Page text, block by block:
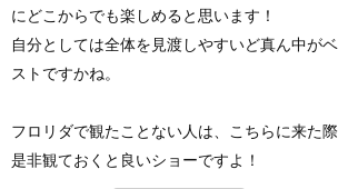
にどこからでも楽しめると思います！
自分としては全体を見渡しやすいど真ん中がベ
ストですかね。
フロリダで観たことない人は、こちらに来た際
是非観ておくと良いショーですよ！